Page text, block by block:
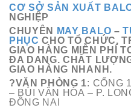
CƠ SỞ SẢN XUẤT
NGHIỆP
CHUYÊN
MAY BALO –
PHỤC CHO TỔ CHỨC,
GIAO HÀNG MIỄN PHÍ
ĐA DANG. CHẤT
GIAO HÀNG NHANH.
?VĂN PHÒNG 1: CỔNG
– BÙI VĂN HÒA – P.
ĐỒNG NAI